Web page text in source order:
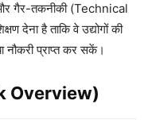
गैर-तकनीकी (Technical
देना है ताकि वे उद्योगों की
नौकरी प्राप्त कर सकें।
Overview)